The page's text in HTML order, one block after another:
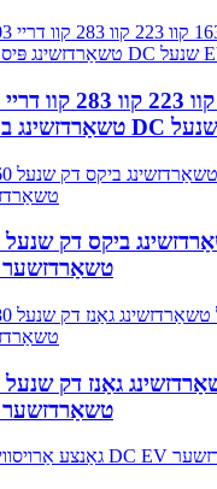
EV טשאַרדזשער
EV טשאַרדזשער